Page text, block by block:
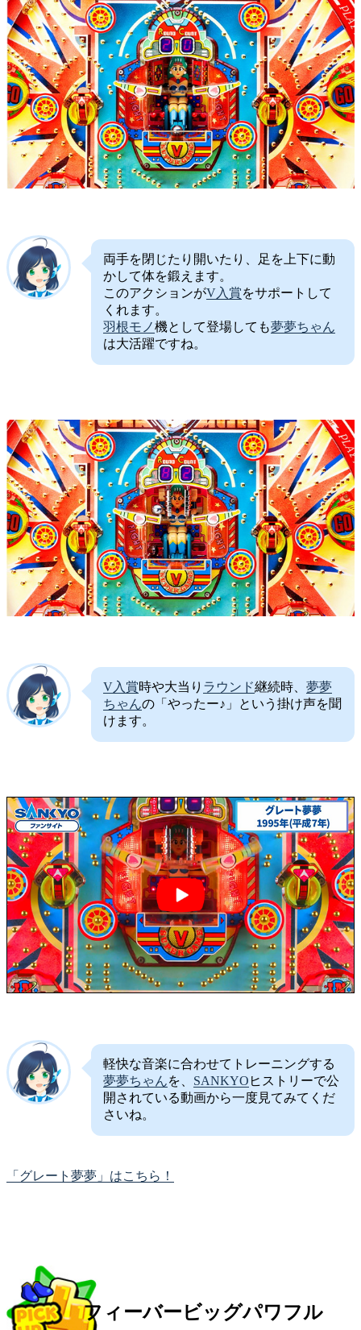
両手を閉じたり開いたり、足を上下に動
かして体を鍛えます。
このアクションがV入賞をサポートして
くれます。
羽根モノ機として登場しても夢夢ちゃん
は大活躍ですね。
V入賞時や大当り ラウンド継続時、夢夢
ちゃんの「やったー♪」という掛け声を聞
けます。
軽快な音楽に合わせてトレーニングする
夢夢ちゃんを、 SANKYO ヒストリーで公
開されている動画から一度見てみてくだ
さいね。
「グレート夢夢」はこちら！
フィーバービッグパワフル